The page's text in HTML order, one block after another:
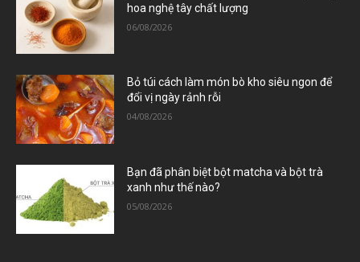
hoa nghệ tây chất lượng
06/08/2026
Bỏ túi cách làm món bò kho siêu ngon để
đổi vị ngày rảnh rỗi
04/08/2026
Bạn đã phân biệt bột matcha và bột trà
xanh như thế nào?
05/08/2026